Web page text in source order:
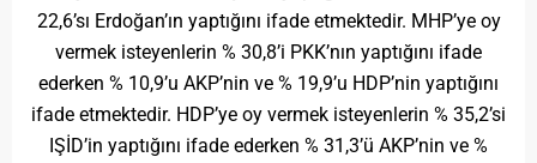
22,6’sı Erdoğan’ın yaptığını ifade etmektedir. MHP’ye oy
vermek isteyenlerin % 30,8’i PKK’nın yaptığını ifade
ederken % 10,9’u AKP’nin ve % 19,9’u HDP’nin yaptığını
ifade etmektedir. HDP’ye oy vermek isteyenlerin % 35,2’si
IŞİD’in yaptığını ifade ederken % 31,3’ü AKP’nin ve %